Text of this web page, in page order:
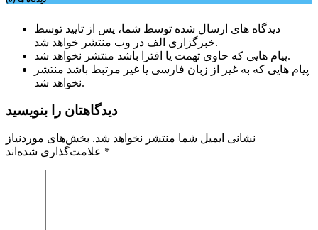
دیدگاه های ارسال شده توسط شما، پس از تایید توسط
خبرگزاری الف در وب منتشر خواهد شد.
پیام هایی که حاوی تهمت یا افترا باشد منتشر نخواهد شد.
پیام هایی که به غیر از زبان فارسی یا غیر مرتبط باشد منتشر
نخواهد شد.
دیدگاهتان را بنویسید
نشانی ایمیل شما منتشر نخواهد شد. بخش‌های موردنیاز
*